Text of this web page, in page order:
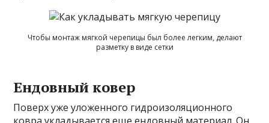
Чтобы монтаж мягкой черепицы был более легким, делают
разметку в виде сетки
Ендовный ковер
Поверх уже уложенного гидроизоляционного
ковра укладывается еще ендовный материал. Он